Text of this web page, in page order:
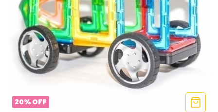
20% OFF